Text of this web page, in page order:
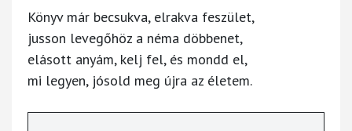
Könyv már becsukva, elrakva feszület,
jusson levegőhöz a néma döbbenet,
elásott anyám, kelj fel, és mondd el,
mi legyen, jósold meg újra az életem.